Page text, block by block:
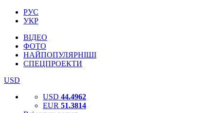
РУС
УКР
ВІДЕО
ФОТО
НАЙПОПУЛЯРНІШІ
СПЕЦПРОЕКТИ
USD
USD 44.4962
EUR 51.3814